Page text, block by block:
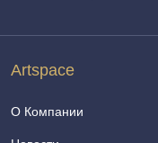
Artspace
О Компании